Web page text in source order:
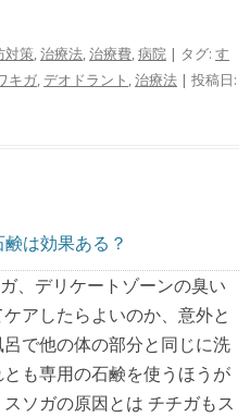
対策,治療法,治療費,病院 | タグ: す
キガ, デオドラント ,治療法 | 投稿日:
は効果ある？
、デリケートゾーンの臭い
アしたらよいのか、意外と
で他の体の部分と同じに洗
も専用の石鹸を使うほうが
ソガの原因とは チチガもス